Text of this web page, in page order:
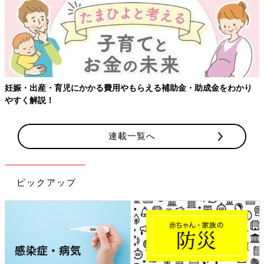
妊娠・出産・育児にかかる費用やもらえる補助金・助成金をわかり
やすく解説！
連載一覧へ
ピックアップ